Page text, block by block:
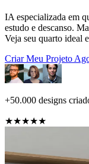
IA especializada em
estudo e descanso.
Veja seu quarto ideal
Criar Meu Projeto
+50.000 designs
★★★★★